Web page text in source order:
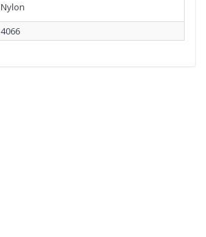
Nylon
4066